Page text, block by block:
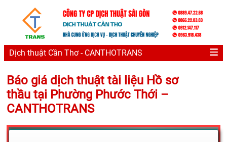
Dịch thuật Cần Thơ - CANTHOTRANS
Báo giá dịch thuật tài liệu Hồ sơ
thầu tại Phường Phước Thới –
CANTHOTRANS